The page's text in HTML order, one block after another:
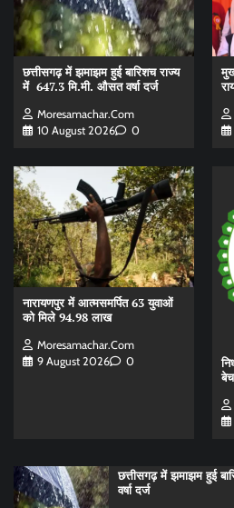
छत्तीसगढ़ में झमाझम हुई बारिशच राज्य
में 647.3 मि.मी. औसत वर्षा दर्ज
Moresamachar.com
10 August 2026
0
नारायणपुर में आत्मसमर्पित 63 युवाओं
को मिले 94.98 लाख
Moresamachar.com
9 August 2026
0
छत्तीसगढ़ में झमाझम हुई
वर्षा दर्ज